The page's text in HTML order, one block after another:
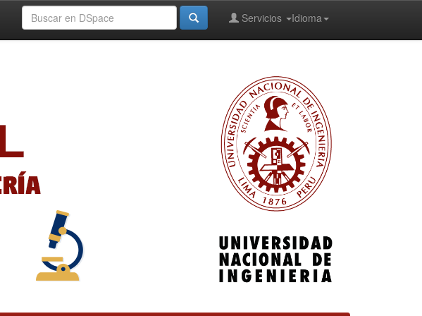
Idioma
Servicios